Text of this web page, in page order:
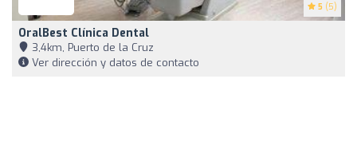
5 (5)
OralBest Clínica Dental
3,4km, Puerto de la Cruz
Ver dirección y datos de contacto